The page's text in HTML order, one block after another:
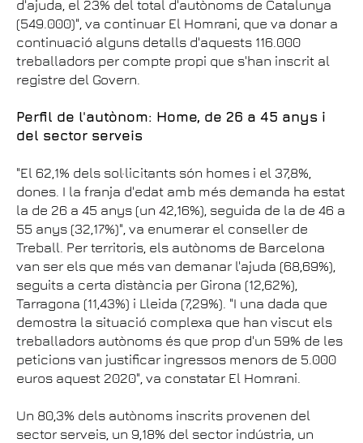
d'ajuda, el 23% del total d'autònoms de Catalunya
(549.000)", va continuar El Homrani, que va donar a
continuació alguns detalls d'aquests 116.000
treballadors per compte propi que s'han inscrit al
registre del Govern.
Perfil de l'autònom: Home, de 26 a 45 anys i
del sector serveis
"El 62,1% dels sol·licitants són homes i el 37,8%,
dones. I la franja d'edat amb més demanda ha estat
la de 26 a 45 anys (un 42,16%), seguida de la de 46 a
55 anys (32,17%)", va enumerar el conseller de
Treball. Per territoris, els autònoms de Barcelona
van ser els que més van demanar l'ajuda (68,69%),
seguits a certa distància per Girona (12,62%),
Tarragona (11,43%) i Lleida (7,29%). "I una dada que
demostra la situació complexa que han viscut els
treballadors autònoms és que prop d'un 59% de les
peticions van justificar ingressos menors de 5.000
euros aquest 2020", va constatar El Homrani.
Un 80,3% dels autònoms inscrits provenen del
sector serveis, un 9,18% del sector indústria, un